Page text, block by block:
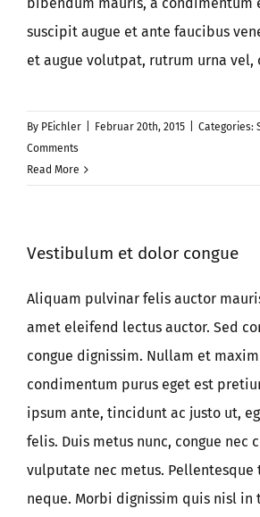
suscipit augue et ante faucibus
et augue volutpat, rutrum urna vel,
By PEichler Februar 20th, 2015 Categories:
Comments
Read More
Vestibulum et dolor congue
Aliquam pulvinar felis auctor
amet eleifend lectus auctor. Sed
congue dignissim. Nullam et
condimentum purus eget est
ipsum ante, tincidunt ac justo ut,
felis. Duis metus nunc, congue nec
vulputate nec metus.
neque. Morbi dignissim quis nisl in